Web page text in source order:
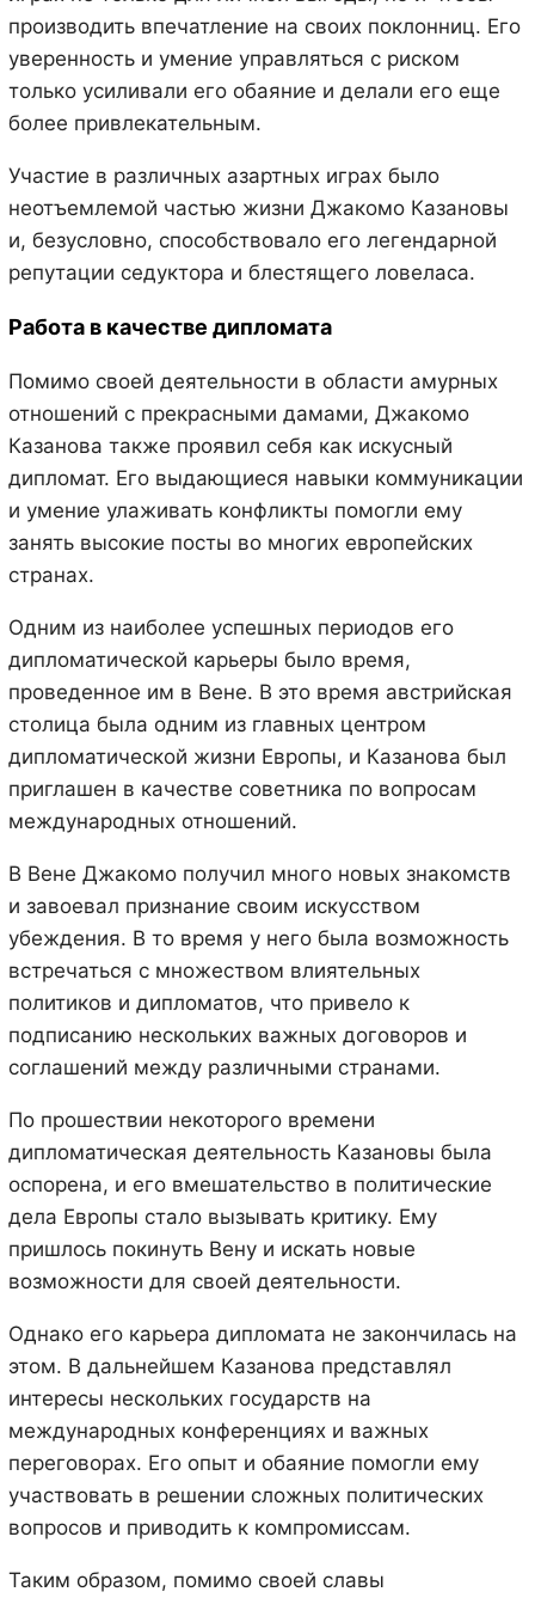
производить впечатление на своих поклонниц. Его
уверенность и умение управляться с риском
только усиливали его обаяние и делали его еще
более привлекательным.
Участие в различных азартных играх было
неотъемлемой частью жизни Джакомо Казановы
и, безусловно, способствовало его легендарной
репутации седуктора и блестящего ловеласа.
Работа в качестве дипломата
Помимо своей деятельности в области амурных
отношений с прекрасными дамами, Джакомо
Казанова также проявил себя как искусный
дипломат. Его выдающиеся навыки коммуникации
и умение улаживать конфликты помогли ему
занять высокие посты во многих европейских
странах.
Одним из наиболее успешных периодов его
дипломатической карьеры было время,
проведенное им в Вене. В это время австрийская
столица была одним из главных центром
дипломатической жизни Европы, и Казанова был
приглашен в качестве советника по вопросам
международных отношений.
В Вене Джакомо получил много новых знакомств
и завоевал признание своим искусством
убеждения. В то время у него была возможность
встречаться с множеством влиятельных
политиков и дипломатов, что привело к
подписанию нескольких важных договоров и
соглашений между различными странами.
По прошествии некоторого времени
дипломатическая деятельность Казановы была
оспорена, и его вмешательство в политические
дела Европы стало вызывать критику. Ему
пришлось покинуть Вену и искать новые
возможности для своей деятельности.
Однако его карьера дипломата не закончилась на
этом. В дальнейшем Казанова представлял
интересы нескольких государств на
международных конференциях и важных
переговорах. Его опыт и обаяние помогли ему
участвовать в решении сложных политических
вопросов и приводить к компромиссам.
Таким образом, помимо своей славы